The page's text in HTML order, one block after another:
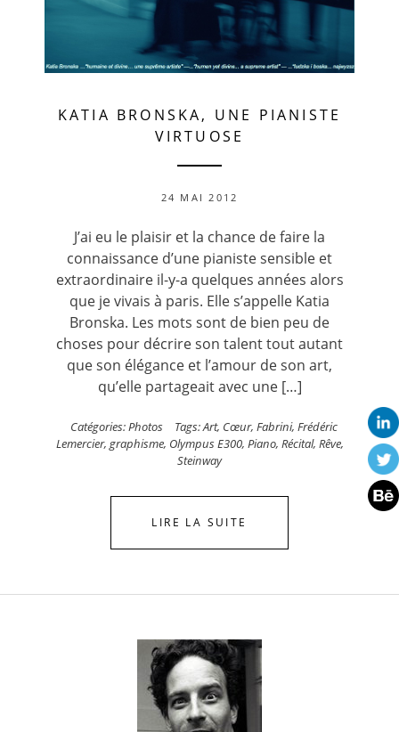
KATIA BRONSKA, UNE PIANISTE
VIRTUOSE
24 MAI 2012
J’ai eu le plaisir et la chance de faire la
connaissance d’une pianiste sensible et
extraordinaire il-y-a quelques années alors
que je vivais à paris. Elle s’appelle Katia
Bronska. Les mots sont de bien peu de
choses pour décrire son talent tout autant
que son élégance et l’amour de son art,
qu’elle partageait avec une […]
Catégories:Photos Tags:Art, Cœur, Fabrini, Frédéric
Lemercier, graphisme, Olympus E300, Piano, Récital, Rêve,
Steinway
LIRE LA SUITE